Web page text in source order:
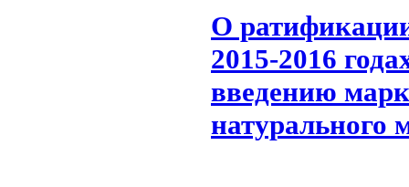
О
2015-2016
введению
натурального